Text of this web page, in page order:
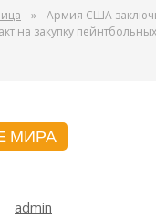
»
Армия США
на закупку
МИРА
admin